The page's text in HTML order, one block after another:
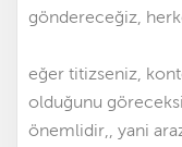
göndereceğiz,
eğer titizseniz,
olduğunu
önemlidir,, yani